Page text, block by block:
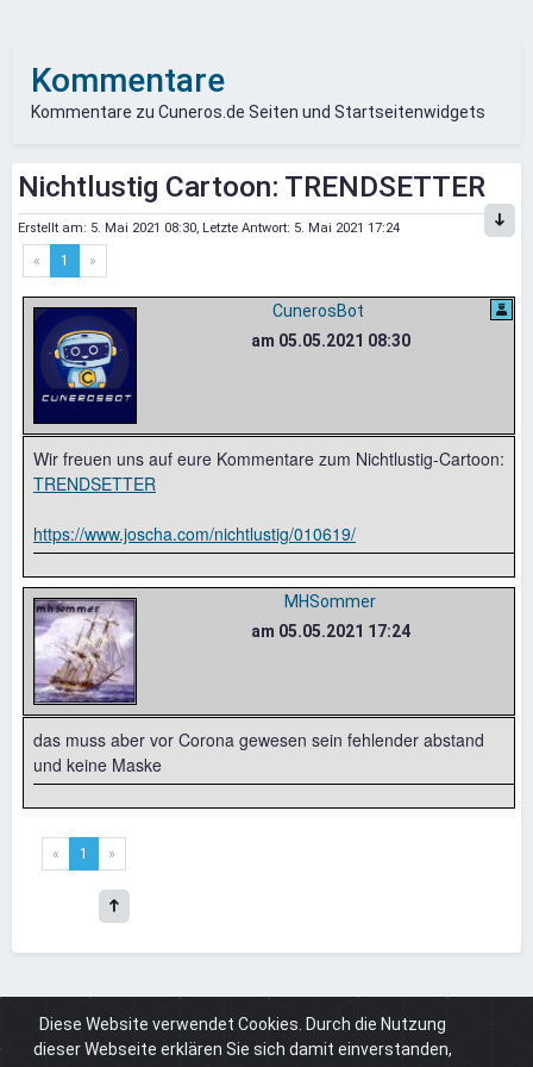
Kommentare
Kommentare zu Cuneros.de Seiten und Startseitenwidgets
Nichtlustig Cartoon: TRENDSETTER
Erstellt am: 5. Mai 2021 08:30, Letzte Antwort: 5. Mai 2021 17:24
« 1 »
CunerosBot
am 05.05.2021 08:30
Wir freuen uns auf eure Kommentare zum Nichtlustig-Cartoon:
TRENDSETTER
https://www.joscha.com/nichtlustig/010619/
MHSommer
am 05.05.2021 17:24
das muss aber vor Corona gewesen sein fehlender abstand
und keine Maske
« 1 »
Board Cuneros.deKommentareNichtlustig Cartoon: TRENDSETTER
Diese Website verwendet Cookies. Durch die Nutzung
dieser Webseite erklären Sie sich damit einverstanden,